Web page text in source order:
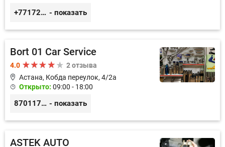
+77172978380 - показать
Bort 01 Car Service
4.0
2 отзыва
Астана, Кобда переулок, 4/2а
Открыто: 09:00 - 18:00
87011754444 - показать
ASTEK AUTO